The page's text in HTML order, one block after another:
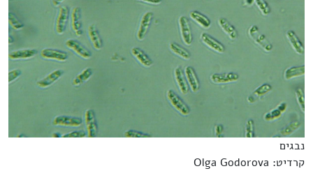
נבגים
קרדיט: Olga Godorova